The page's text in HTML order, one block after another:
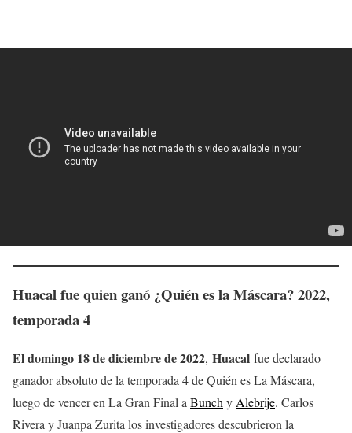
Huacal fue quien ganó ¿Quién es la Máscara? 2022,
temporada 4
El domingo 18 de diciembre de 2022, Huacal fue declarado
ganador absoluto de la temporada 4 de Quién es La Máscara,
luego de vencer en La Gran Final a Bunch y Alebrije. Carlos
Rivera y Juanpa Zurita los investigadores descubrieron la